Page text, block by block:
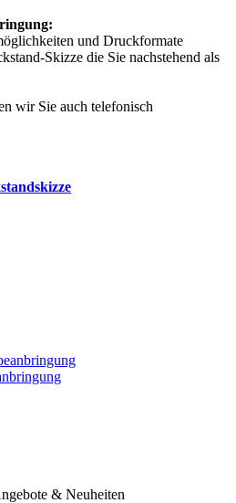
und Druckformate
Skizze die Sie nachstehend als
wir Sie auch telefonisch
& Neuheiten